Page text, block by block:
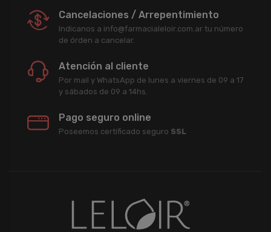
Cancelaciones / Arrepentimiento
Indicanos a info@farmacialeloir.com.ar tu número
de órden a cancelar.
Atención al cliente
Por mail y WhatsApp de lunes a viernes de 09 a 17
y sábados de 09 a 14hs.
Pago seguro online
Poseemos certificado seguro SSL